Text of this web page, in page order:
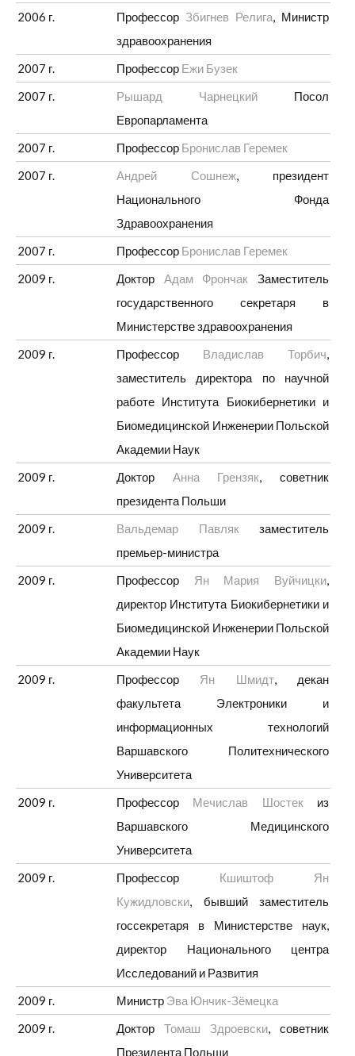
2006 г.
Профессор Збигнев Релига, Министр
здравоохранения
2007 г.
Профессор Ежи Бузек
2007 г.
Рышард Чарнецкий Посол
Европарламента
2007 г.
Профессор Бронислав Геремек
2007 г.
Андрей Сошнеж, президент
Национального Фонда
Здравоохранения
2007 г.
Профессор Бронислав Геремек
2009 г.
Доктор Адам Фрончак Заместитель
государственного секретаря в
Министерстве здравоохранения
2009 г.
Профессор Владислав Торбич,
заместитель директора по научной
работе Института Биокибернетики и
Биомедицинской Инженерии Польской
Академии Наук
2009 г.
Доктор Анна Грензяк, советник
президента Польши
2009 г.
Вальдемар Павляк заместитель
премьер-министра
2009 г.
Профессор Ян Мария Вуйчицки,
директор Института Биокибернетики и
Биомедицинской Инженерии Польской
Академии Наук
2009 г.
Профессор Ян Шмидт, декан
факультета Электроники и
информационных технологий
Варшавского Политехнического
Университета
2009 г.
Профессор Мечислав Шостек из
Варшавского Медицинского
Университета
2009 г.
Профессор Кшиштоф Ян
Кужидловски, бывший заместитель
госсекретаря в Министерстве наук,
директор Национального центра
Исследований и Развития
2009 г.
Министр Эва Юнчик-Зёмецка
2009 г.
Доктор Томаш Здроевски, советник
Президента Польши